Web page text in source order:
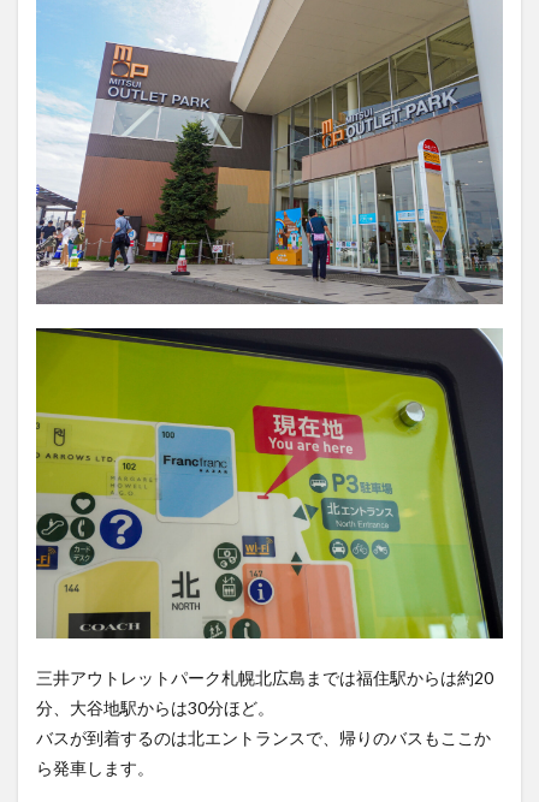
三井アウトレットパーク札幌北広島までは福住駅からは約20
分、大谷地駅からは30分ほど。
バスが到着するのは北エントランスで、帰りのバスもここか
ら発車します。